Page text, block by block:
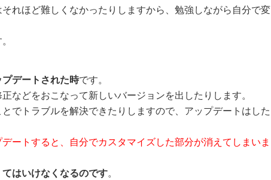
れほど難しくなかったりしますから、勉強しながら自分で変
デートされた時です。
などをおこなって新しいバージョンを出したりします。
でトラブルを解決できたりしますので、アップデートはした
ートすると、自分でカスタマイズした部分が消えてしまいま
はいけなくなるのです。